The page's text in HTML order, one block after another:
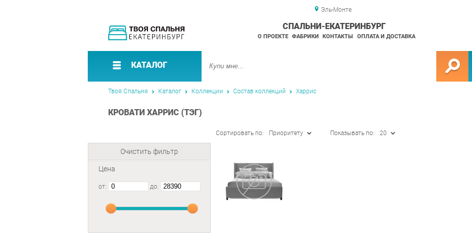
Эль-Монте
СПАЛЬНИ-ЕКАТЕРИНБУРГ
О ПРОЕКТЕ ФАБРИКИ КОНТАКТЫ ОПЛАТА И ДОСТАВКА
КАТАЛОГ
Твоя Спальня Каталог Коллекции Состав коллекций Харрис
КРОВАТИ ХАРРИС (ТЭГ)
Очистить фильтр
Цена
от: до:
Сортировать по: Приоритету Показывать по: 20